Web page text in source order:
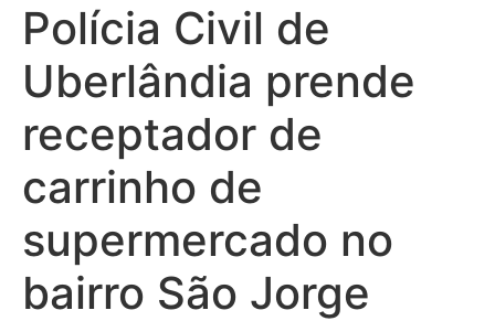
Polícia Civil de
Uberlândia prende
receptador de
carrinho de
supermercado no
bairro São Jorge